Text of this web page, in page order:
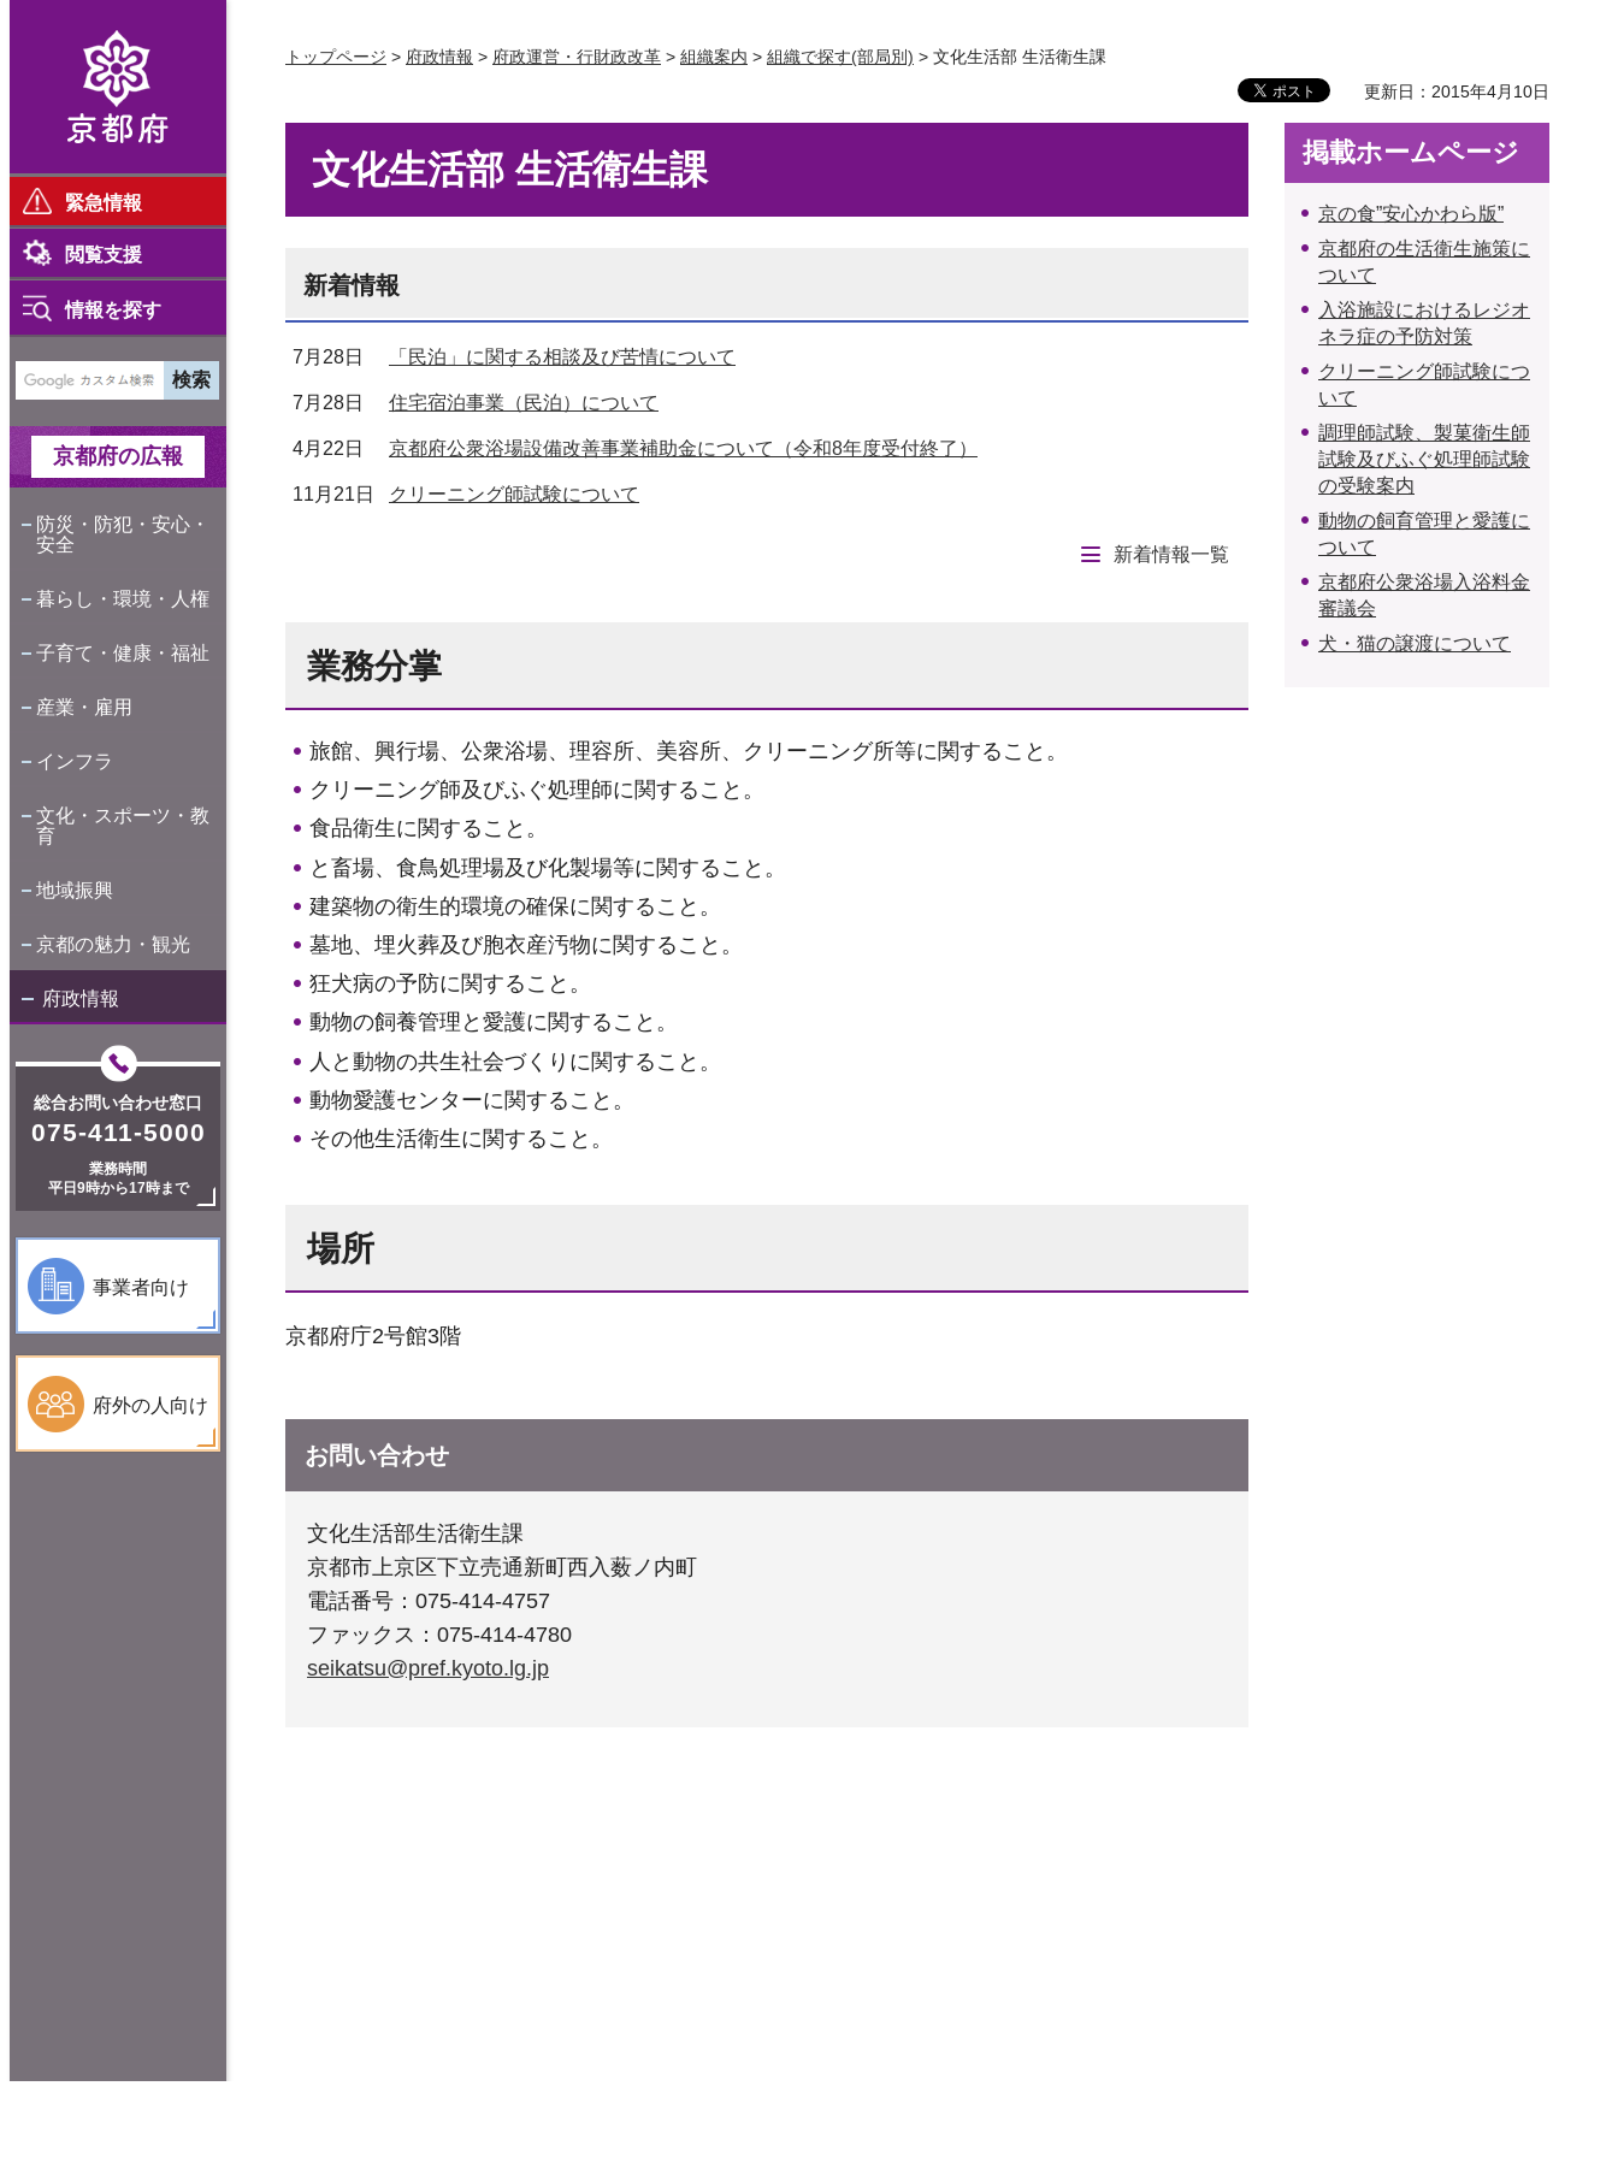
緊急情報
閲覧支援
情報を探す
京都府の広報
防災・防犯・安心・
安全
暮らし・環境・人権
子育て・健康・福祉
産業・雇用
インフラ
文化・スポーツ・教
育
地域振興
京都の魅力・観光
府政情報
総合お問い合わせ窓口
075-411-5000
業務時間
平日9時から17時まで
事業者向け
府外の人向け
トップページ > 府政情報 > 府政運営・行財政改革 > 組織案内 > 組織で探す(部局別) > 文化生活部 生活衛生課
更新日：2015年4月10日
文化生活部 生活衛生課
新着情報
7月28日 「民泊」に関する相談及び苦情について
7月28日 住宅宿泊事業（民泊）について
4月22日 京都府公衆浴場設備改善事業補助金について（令和8年度受付終了）
11月21日 クリーニング師試験について
新着情報一覧
業務分掌
旅館、興行場、公衆浴場、理容所、美容所、クリーニング所等に関すること。
クリーニング師及びふぐ処理師に関すること。
食品衛生に関すること。
と畜場、食鳥処理場及び化製場等に関すること。
建築物の衛生的環境の確保に関すること。
墓地、埋火葬及び胞衣産汚物に関すること。
狂犬病の予防に関すること。
動物の飼養管理と愛護に関すること。
人と動物の共生社会づくりに関すること。
動物愛護センターに関すること。
その他生活衛生に関すること。
場所
京都府庁2号館3階
お問い合わせ
文化生活部生活衛生課
京都市上京区下立売通新町西入薮ノ内町
電話番号：075-414-4757
ファックス：075-414-4780
seikatsu@pref.kyoto.lg.jp
掲載ホームページ
京の食”安心かわら版”
京都府の生活衛生施策に
ついて
入浴施設におけるレジオ
ネラ症の予防対策
クリーニング師試験につ
いて
調理師試験、製菓衛生師
試験及びふぐ処理師試験
の受験案内
動物の飼育管理と愛護に
ついて
京都府公衆浴場入浴料金
審議会
犬・猫の譲渡について